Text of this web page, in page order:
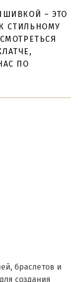
– ЭТО
СТИЛЬНОМУ
ПО
браслетов и
создания